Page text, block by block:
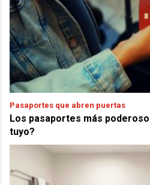
Pasaportes que abren puertas
Los pasaportes más
tuyo?